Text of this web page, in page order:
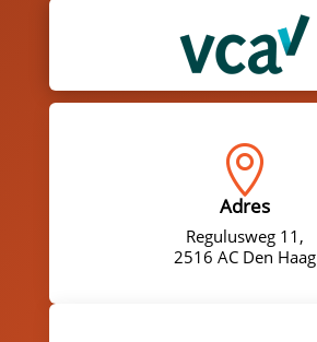

Adres
Regulusweg 11,
2516 AC Den Haag